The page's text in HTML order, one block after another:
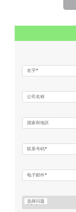
名字*
公司名称
国家和地区
联系号码*
电子邮件*
选择问题